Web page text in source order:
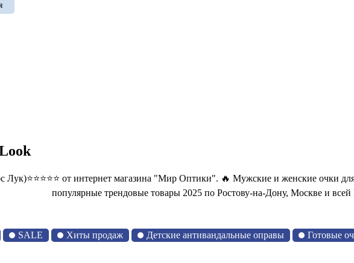
Лук)⭐⭐⭐⭐⭐ от интернет магазина "Мир Оптики". 🔥 Мужские и женские очки
популярные трендовые товары 2025 по Ростову-на-Дону, Москве и всей
SALE Хиты продаж Детские антивандальные оправы Готовые